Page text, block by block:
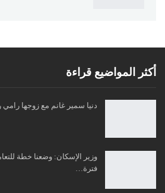
أكثر المواضيع قراءة
دنيا سمير غانم مع زوجها
وزير الإسكان: وضعنا خطة
فترة…